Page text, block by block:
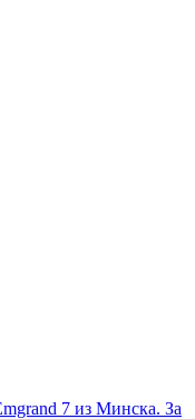
7 из Минска. За